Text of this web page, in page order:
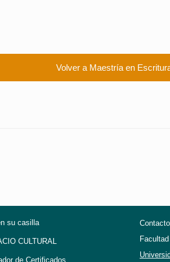
Volver a Maestría en
su casilla
CULTURAL
de Certificados
Contacto